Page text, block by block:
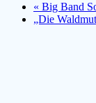
« Big Band
„Die